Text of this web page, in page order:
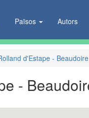
Països Autors
d'Estape - Beaudoire
-